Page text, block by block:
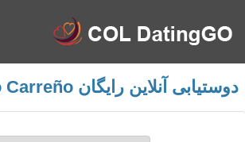
دوستیابی آنلاین رایگان Puerto Carreño، کلمبیا